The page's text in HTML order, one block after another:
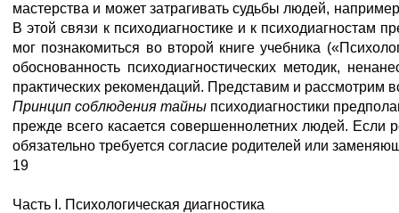
мастерства и может затрагивать судьбы людей,
В этой связи к психодиагностике и к психодиагностам
мог познакомиться во второй книге учебника
обоснованность психодиагностических методик,
практических рекомендаций. Представим и рассмотрим
Принцип соблюдения тайны психодиагностики
прежде всего касается совершеннолетних людей. Если
обязательно требуется согласие родителей или
19
Часть I. Психологическая диагностика